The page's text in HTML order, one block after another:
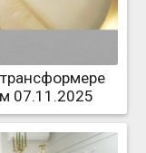
07.11.2025